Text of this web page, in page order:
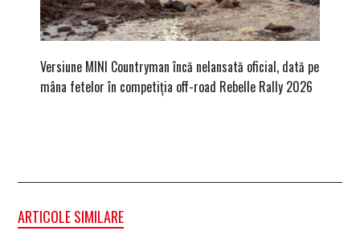
Versiune MINI Countryman încă nelansată oficial, dată pe
mâna fetelor în competiția off-road Rebelle Rally 2026
ARTICOLE SIMILARE